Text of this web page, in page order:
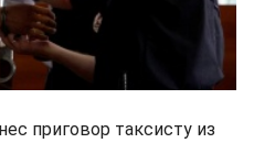
приговор таксисту из